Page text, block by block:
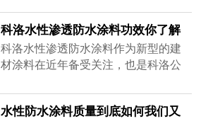
涂料使用前的检验在涂刷施工前，用
户或施工方应该对所选购的科洛防水
涂料进行检验，明确所购的型号、标
准号、功能、颜色等内容信息是否都
能满足需要，当然也包括数量对于待
用墙体面积是否合适。
科洛水性渗透防水涂料功效你了解
吗，质量好是有科学依据的
科洛水性渗透防水涂料作为新型的建
材涂料在近年备受关注，也是科洛公
料有很好的延展性和稳定性，特别是
口碑好的科洛水性渗透防水涂料，它
水性防水涂料质量到底如何我们又